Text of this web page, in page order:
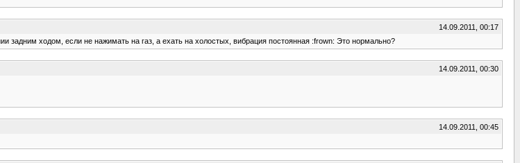
14.09.2011, 00:17
ходом, если не нажимать на газ, а ехать на холостых, вибрация постоянная :frown: Это нормально?
14.09.2011, 00:30
14.09.2011, 00:45